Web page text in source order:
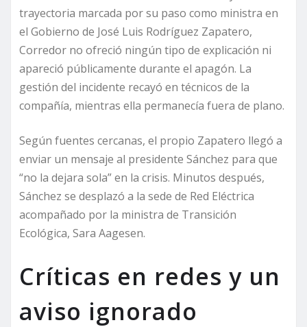
trayectoria marcada por su paso como ministra en
el Gobierno de José Luis Rodríguez Zapatero,
Corredor no ofreció ningún tipo de explicación ni
apareció públicamente durante el apagón. La
gestión del incidente recayó en técnicos de la
compañía, mientras ella permanecía fuera de plano.
Según fuentes cercanas, el propio Zapatero llegó a
enviar un mensaje al presidente Sánchez para que
“no la dejara sola” en la crisis. Minutos después,
Sánchez se desplazó a la sede de Red Eléctrica
acompañado por la ministra de Transición
Ecológica, Sara Aagesen.
Críticas en redes y un
aviso ignorado